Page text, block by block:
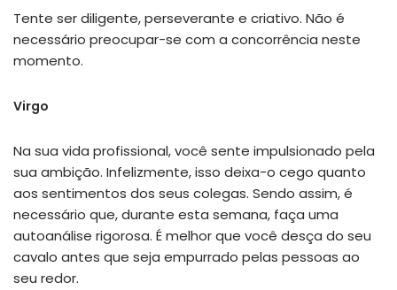
Tente ser diligente, perseverante e criativo. Não é
necessário preocupar-se com a concorrência neste
momento.
Virgo
Na sua vida profissional, você sente impulsionado pela
sua ambição. Infelizmente, isso deixa-o cego quanto
aos sentimentos dos seus colegas. Sendo assim, é
necessário que, durante esta semana, faça uma
autoanálise rigorosa. É melhor que você desça do seu
cavalo antes que seja empurrado pelas pessoas ao
seu redor.